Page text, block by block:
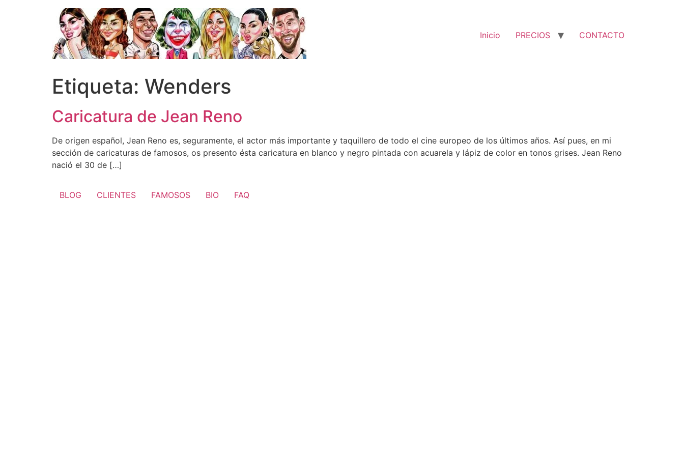
Inicio PRECIOS CONTACTO
Etiqueta: Wenders
Caricatura de Jean Reno
De origen español, Jean Reno es, seguramente, el actor más importante y taquillero de todo el cine europeo de los últimos años. Así pues, en mi
sección de caricaturas de famosos, os presento ésta caricatura en blanco y negro pintada con acuarela y lápiz de color en tonos grises. Jean Reno
nació el 30 de […]
BLOG CLIENTES FAMOSOS BIO FAQ